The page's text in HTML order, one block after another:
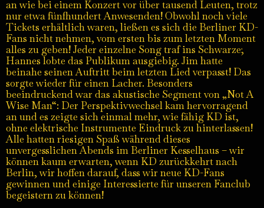
an wie bei einem Konzert vor über tausend Leuten, trotz
nur etwa fünfhundert Anwesenden! Obwohl noch viele
Tickets erhältlich waren, ließen es sich die Berliner KD-
Fans nicht nehmen, vom ersten bis zum letzten Moment
alles zu geben! Jeder einzelne Song traf ins Schwarze;
Hannes lobte das Publikum ausgiebig. Jim hatte
beinahe seinen Auftritt beim letzten Lied verpasst! Das
sorgte wieder für einen Lacher. Besonders
beeindruckend war das akustische Segment von „Not A
Wise Man“: Der Perspektivwechsel kam hervorragend
an und es zeigte sich einmal mehr, wie fähig KD ist,
ohne elektrische Instrumente Eindruck zu hinterlassen!
Alle hatten riesigen Spaß während dieses
unvergesslichen Abends im Berliner Kesselhaus – wir
können kaum erwarten, wenn KD zurückkehrt nach
Berlin, wir hoffen darauf, dass wir neue KD-Fans
gewinnen und einige Interessierte für unseren Fanclub
begeistern zu können!